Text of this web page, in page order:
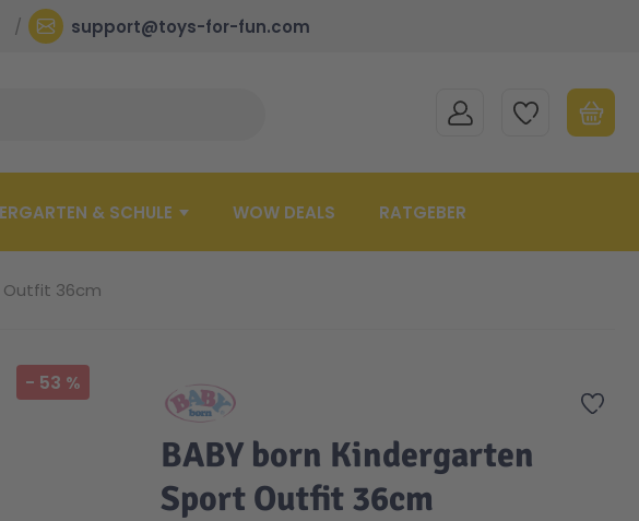
support@toys-for-fun.com
MEIN KONTOMEINE WUNSCHLISTE
& SCHULE WOW DEALS RATGEBER
Outfit 36cm
- 53 %
Zur
BABY born Kindergarten
Sport Outfit 36cm